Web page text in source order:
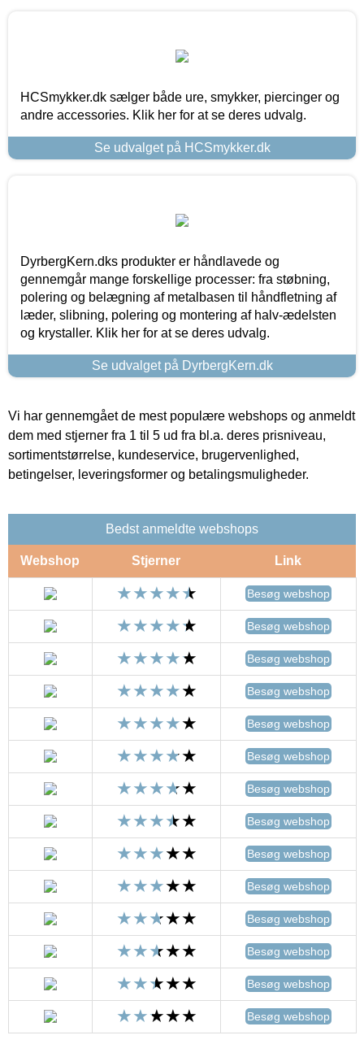
HCSmykker.dk sælger både ure, smykker, piercinger og
andre accessories. Klik her for at se deres udvalg.
Se udvalget på HCSmykker.dk
DyrbergKern.dks produkter er håndlavede og
gennemgår mange forskellige processer: fra støbning,
polering og belægning af metalbasen til håndfletning af
læder, slibning, polering og montering af halv-ædelsten
og krystaller. Klik her for at se deres udvalg.
Se udvalget på DyrbergKern.dk
Vi har gennemgået de mest populære webshops og anmeldt
dem med stjerner fra 1 til 5 ud fra bl.a. deres prisniveau,
sortimentstørrelse, kundeservice, brugervenlighed,
betingelser, leveringsformer og betalingsmuligheder.
Bedst anmeldte webshops
Webshop Stjerner Link
Besøg webshop
Besøg webshop
Besøg webshop
Besøg webshop
Besøg webshop
Besøg webshop
Besøg webshop
Besøg webshop
Besøg webshop
Besøg webshop
Besøg webshop
Besøg webshop
Besøg webshop
Besøg webshop